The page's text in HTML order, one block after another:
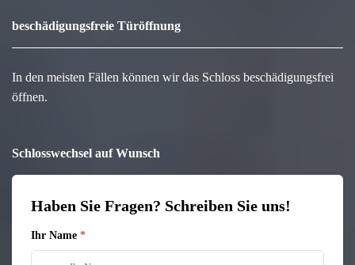
beschädigungsfreie Türöffnung
In den meisten Fällen können wir das Schloss beschädigungsfrei
öffnen.
Schlosswechsel auf Wunsch
Haben Sie Fragen? Schreiben Sie uns!
Ihr Name